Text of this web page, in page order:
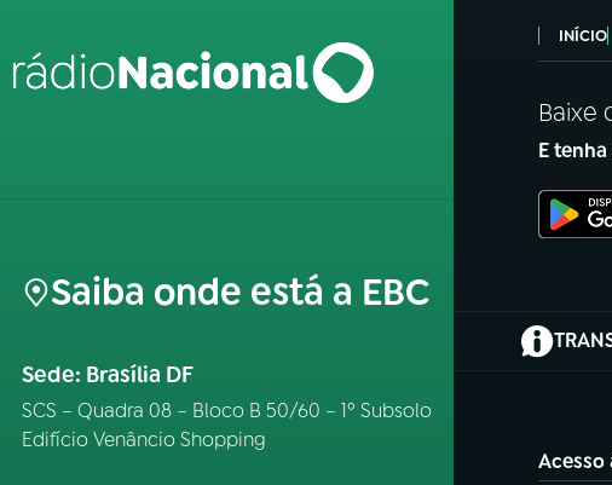
Saiba onde está a EBC
Sede: Brasília DF
SCS – Quadra 08 – Bloco B 50/60 – 1º Subsolo
Edifício Venâncio Shopping
INÍCIO
Baixe
E
(abre
Acesso